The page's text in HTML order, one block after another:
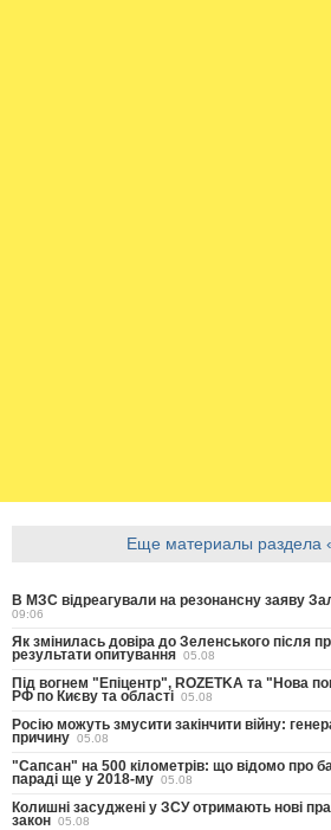
Еще материалы раздела
В МЗС відреагували на резонансну заяву
09:06
Як змінилась довіра до Зеленського після
результати опитування 05.08
Під вогнем "Епіцентр", ROZETKA та "Нова
РФ по Києву та області 05.08
Росію можуть змусити закінчити війну:
причину 05.08
"Сапсан" на 500 кілометрів: що відомо про
параді ще у 2018-му 05.08
Колишні засуджені у ЗСУ отримають нові
закон 05.08